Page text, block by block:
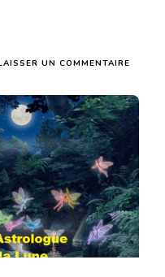
UN COMMENTAIRE
LA
LUNE
JUIN
2018
–
EN
MODE